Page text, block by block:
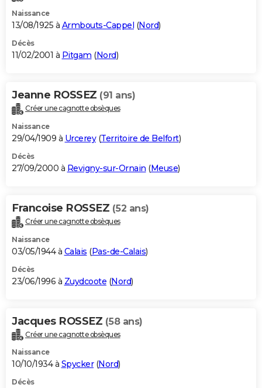
Naissance
13/08/1925 à Armbouts-Cappel (Nord)
Décès
11/02/2001 à Pitgam (Nord)
Jeanne ROSSEZ (91 ans)
Créer une cagnotte obsèques
Naissance
29/04/1909 à Urcerey(Territoire de Belfort)
Décès
27/09/2000 à Revigny-sur-Ornain (Meuse)
Francoise ROSSEZ (52 ans)
Créer une cagnotte obsèques
Naissance
03/05/1944 à Calais (Pas-de-Calais)
Décès
23/06/1996 à Zuydcoote (Nord)
Jacques ROSSEZ (58 ans)
Créer une cagnotte obsèques
Naissance
10/10/1934 à Spycker(Nord)
Décès